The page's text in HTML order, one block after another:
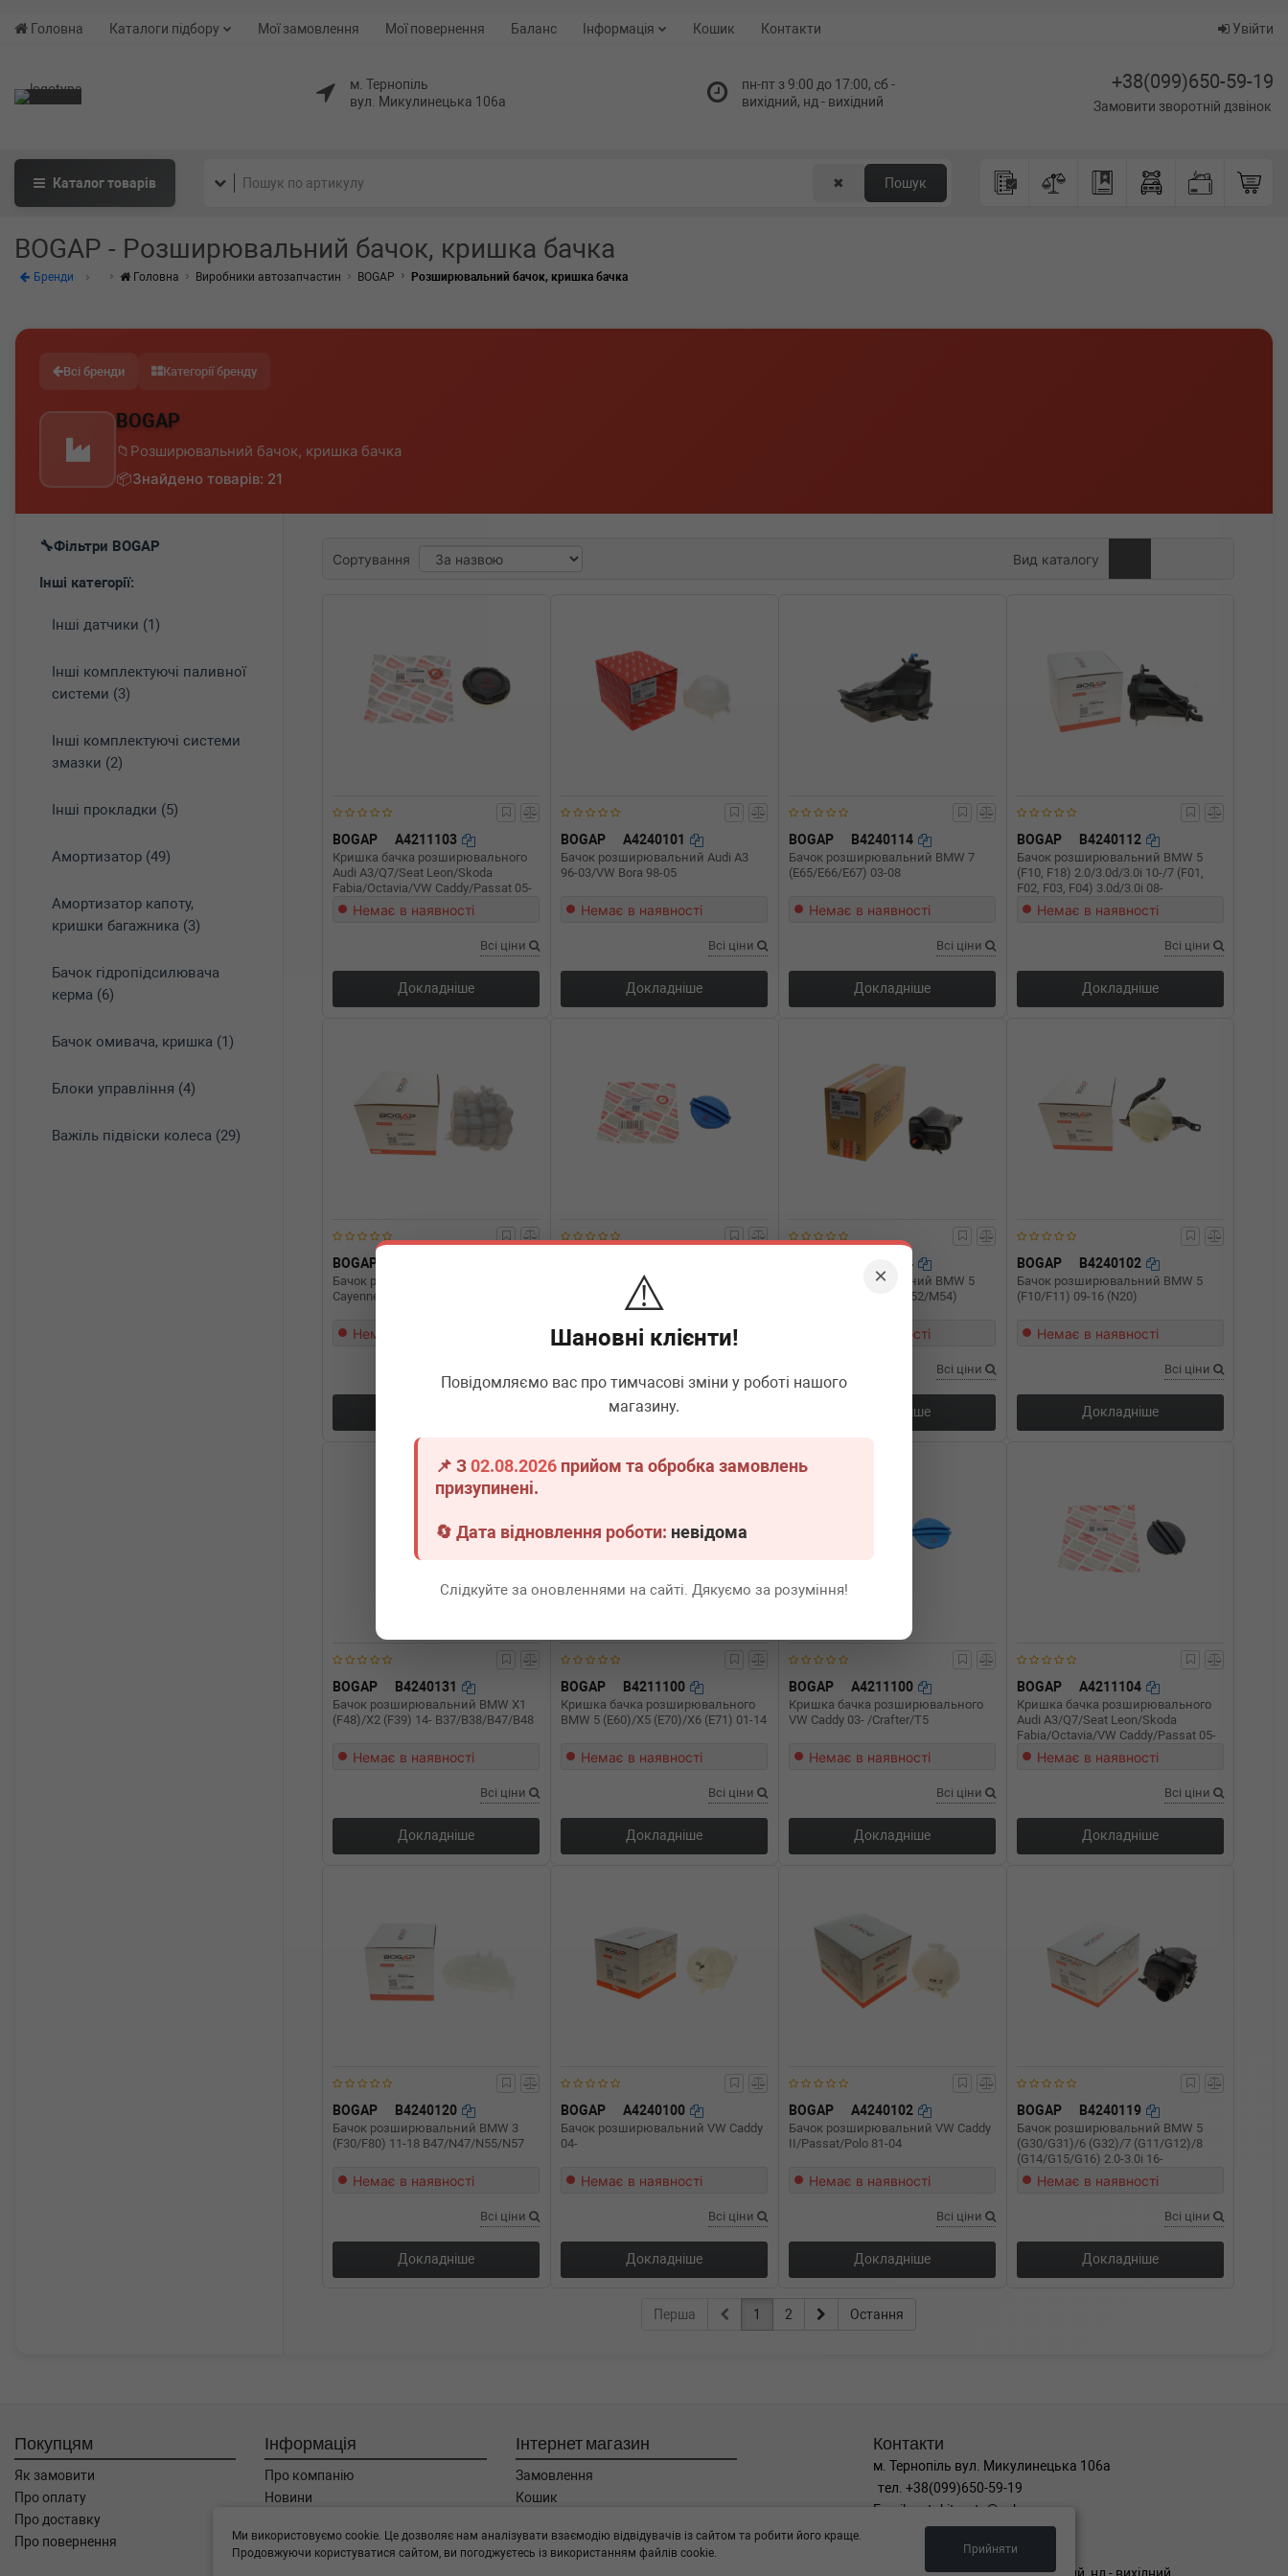
×
⚠️
Шановні клієнти!
Повідомляємо вас про тимчасові зміни у роботі нашого
магазину.
📌 З02.08.2026 прийом та обробка замовлень
призупинені.
🔄 Дата відновлення роботи: невідома
Слідкуйте за оновленнями на сайті. Дякуємо за розуміння!
Головна Каталоги підбору Мої замовлення Мої повернення Баланс Інформація Кошик Контакти Увійти
м. Тернопіль
вул. Микулинецька 106а
пн-пт з 9:00 до 17:00, сб -
вихідний, нд - вихідний
+38(099)650-59-19
Замовити зворотній дзвінок
Каталогтоварів ✖ Пошук
BOGAP - Розширювальний бачок, кришка бачка
Бренди Головна Виробники автозапчастин BOGAP Розширювальний бачок, кришка бачка
Всі бренди Категорії бренду
BOGAP
Розширювальний бачок, кришка бачка
Знайдено товарів: 21
Фільтри BOGAP
Інші категорії:
Інші датчики (1)
Інші комплектуючі паливної
системи (3)
Інші комплектуючі системи
змазки (2)
Інші прокладки (5)
Амортизатор (49)
Амортизатор капоту,
кришки багажника (3)
Бачок гідропідсилювача
керма (6)
Бачок омивача, кришка (1)
Блоки управління (4)
Важіль підвіски колеса (29)
Сортування Вид каталогу
BOGAP A4211103
Кришка бачка розширювального
Audi A3/Q7/Seat Leon/Skoda
Fabia/Octavia/VW Caddy/Passat 05-
(1,6bar)Немає в наявності
Всі ціни
Докладніше
BOGAP A4240101
Бачок розширювальний Audi A3
96-03/VW Bora 98-05
Немає в наявності
Всі ціни
Докладніше
BOGAP B4240114
Бачок розширювальний BMW 7
(E65/E66/E67) 03-08
Немає в наявності
Всі ціни
Докладніше
BOGAP B4240112
Бачок розширювальний BMW 5
(F10, F18) 2.0/3.0d/3.0i 10-/7 (F01,
F02, F03, F04) 3.0d/3.0i 08-
Немає в наявності
Всі ціни
Докладніше
BOGAP
Бачок розширювальний Porsche
Cayenne/VW Touareg 10-
Немає в наявності
Кришка бачка розширювального
VW Caddy III 04-15 (1.6bar)
Немає в наявності
Докладніше
B4240104
Бачок розширювальний BMW 5
(E39) 2.0-3.0i 95-04 (M52/M54)
Немає в наявності
Всі ціни
Докладніше
BOGAP B4240102
Бачок розширювальний BMW 5
(F10/F11) 09-16 (N20)
Немає в наявності
Всі ціни
Докладніше
BOGAP B4240131
Бачок розширювальний BMW X1
(F48)/X2 (F39) 14- B37/B38/B47/B48
Немає в наявності
Всі ціни
Докладніше
BOGAP B4211100
Кришка бачка розширювального
BMW 5 (E60)/X5 (E70)/X6 (E71) 01-14
Немає в наявності
Всі ціни
Докладніше
BOGAP A4211100
Кришка бачка розширювального
VW Caddy 03- /Crafter/T5
Немає в наявності
Всі ціни
Докладніше
BOGAP A4211104
Кришка бачка розширювального
Audi A3/Q7/Seat Leon/Skoda
Fabia/Octavia/VW Caddy/Passat 05-
Немає в наявності
Всі ціни
Докладніше
BOGAP B4240120
Бачок розширювальний BMW 3
(F30/F80) 11-18 B47/N47/N55/N57
Немає в наявності
Всі ціни
Докладніше
BOGAP A4240100
Бачок розширювальний VW Caddy
04-
Немає в наявності
Всі ціни
Докладніше
BOGAP A4240102
Бачок розширювальний VW Caddy
II/Passat/Polo 81-04
Немає в наявності
Всі ціни
Докладніше
BOGAP B4240119
Бачок розширювальний BMW 5
(G30/G31)/6 (G32)/7 (G11/G12)/8
(G14/G15/G16) 2.0-3.0i 16-
Немає в наявності
Всі ціни
Докладніше
Перша 1 2 Остання
Покупцям
Як замовити
Про оплату
Про доставку
Про повернення
Інформація
Про компанію
Новини
Угода користувача
Контакти
Інтернет магазин
Замовлення
Кошик
Каталог товарів
Контакти
м. Тернопіль вул. Микулинецька 106а
тел. +38(099)650-59-19
Email. autokitparts@yahoo.com
Графік роботи
Ми використовуємо cookie. Це дозволяє нам аналізувати взаємодію відвідувачів із сайтом та робити його краще.
Продовжуючи користуватися сайтом, ви погоджуєтесь із використанням файлів cookie.
Прийняти